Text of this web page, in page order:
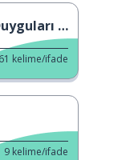
Çizer
61 kelime/ifade
9 kelime/ifade